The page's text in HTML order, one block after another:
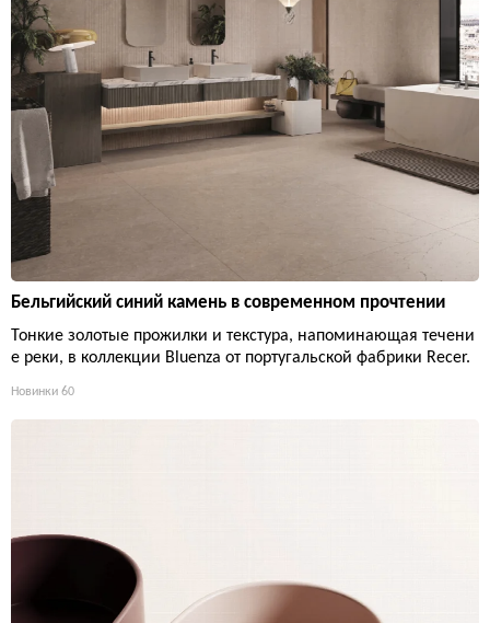
Бельгийский синий камень в современном прочтении
Тонкие золотые прожилки и текстура, напоминающая течени
е реки, в коллекции Bluenza от португальской фабрики Recer.
Новинки 60